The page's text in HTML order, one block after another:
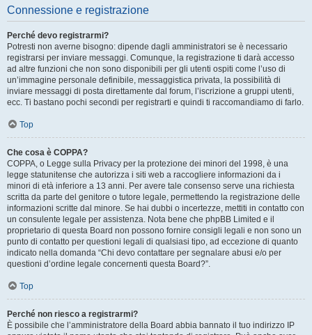
Connessione e registrazione
Perché devo registrarmi?
Potresti non averne bisogno: dipende dagli amministratori se è necessario
registrarsi per inviare messaggi. Comunque, la registrazione ti darà accesso
ad altre funzioni che non sono disponibili per gli utenti ospiti come l’uso di
un’immagine personale definibile, messaggistica privata, la possibilità di
inviare messaggi di posta direttamente dal forum, l’iscrizione a gruppi utenti,
ecc. Ti bastano pochi secondi per registrarti e quindi ti raccomandiamo di farlo.
Top
Che cosa è COPPA?
COPPA, o Legge sulla Privacy per la protezione dei minori del 1998, è una
legge statunitense che autorizza i siti web a raccogliere informazioni da i
minori di età inferiore a 13 anni. Per avere tale consenso serve una richiesta
scritta da parte del genitore o tutore legale, permettendo la registrazione delle
informazioni scritte dal minore. Se hai dubbi o incertezze, mettiti in contatto con
un consulente legale per assistenza. Nota bene che phpBB Limited e il
proprietario di questa Board non possono fornire consigli legali e non sono un
punto di contatto per questioni legali di qualsiasi tipo, ad eccezione di quanto
indicato nella domanda “Chi devo contattare per segnalare abusi e/o per
questioni d’ordine legale concernenti questa Board?”.
Top
Perché non riesco a registrarmi?
È possibile che l’amministratore della Board abbia bannato il tuo indirizzo IP